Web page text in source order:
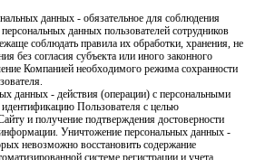
данных - обязательное для соблюдения
данных пользователей сотрудников
соблюдать правила их обработки, хранения, не
без согласия субъекта или иного законного
Компанией необходимого режима сохранности
данных - действия (операции) с персональными
Пользователя с целью
и получение подтверждения достоверности
Уничтожение персональных данных -
невозможно восстановить содержание
системе регистрации и учета